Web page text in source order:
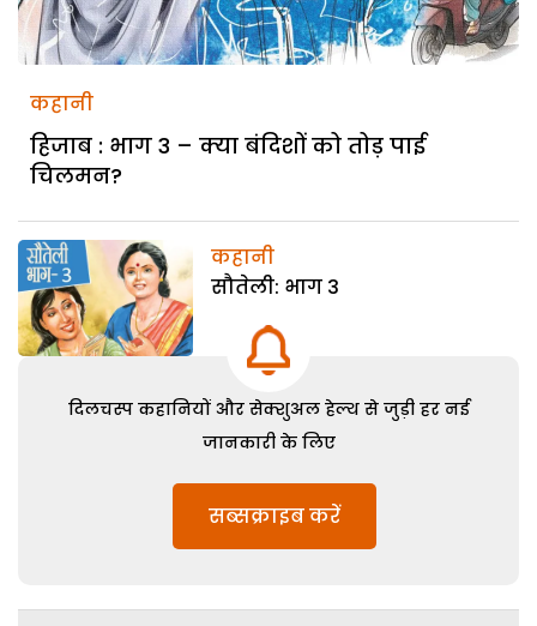
कहानी
हिजाब : भाग 3 – क्या बंदिशों को तोड़ पाई
चिलमन?
कहानी
सौतेली: भाग 3
दिलचस्प कहानियों और सेक्शुअल हेल्थ से जुड़ी हर नई
जानकारी के लिए
सब्सक्राइब करें